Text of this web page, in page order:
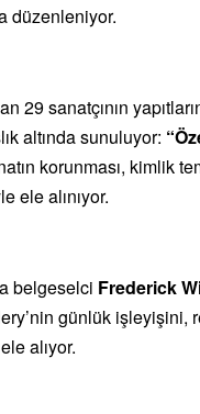
düzenleniyor.
29 sanatçının
altında sunuluyor:
korunması, kimlik
ele alınıyor.
belgeselci Frederick
günlük
alıyor.